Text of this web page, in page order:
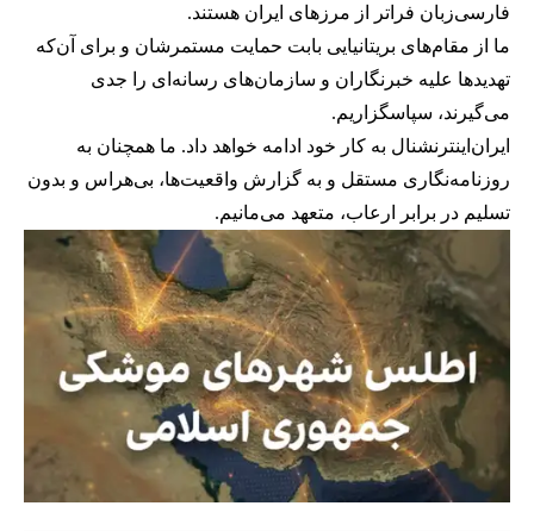
فارسی‌زبان فراتر از مرزهای ایران هستند.
ما از مقام‌های بریتانیایی بابت حمایت مستمرشان و برای آن‌که
تهدیدها علیه خبرنگاران و سازمان‌های رسانه‌ای را جدی
می‌گیرند، سپاسگزاریم.
ایران‌اینترنشنال به کار خود ادامه خواهد داد. ما همچنان به
روزنامه‌نگاری مستقل و به گزارش واقعیت‌ها، بی‌هراس و بدون
تسلیم در برابر ارعاب، متعهد می‌مانیم.